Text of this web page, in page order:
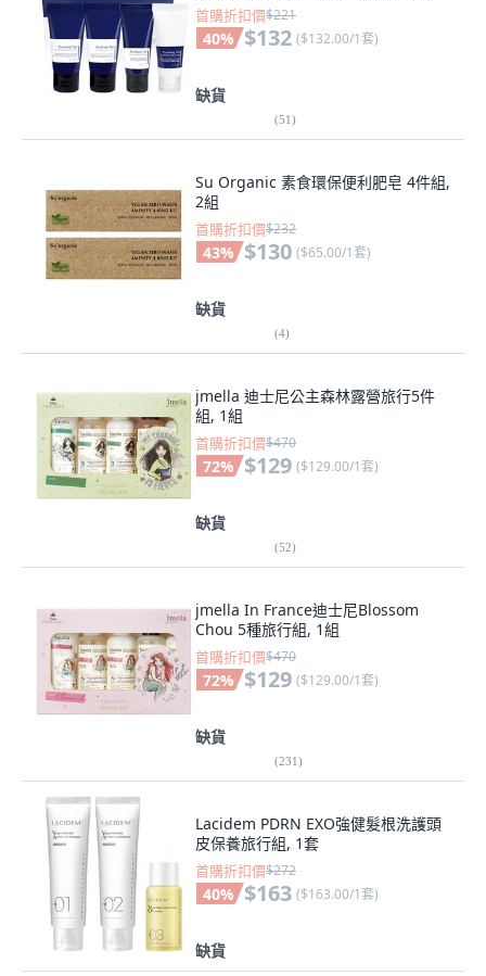
首購折扣價$221
40% $132 ($132.00/1套)
缺貨
(51)
Su Organic 素食環保便利肥皂 4件組,
2組
首購折扣價$232
43% $130 ($65.00/1套)
缺貨
(4)
jmella 迪士尼公主森林露營旅行5件
組, 1組
首購折扣價$470
72% $129 ($129.00/1套)
缺貨
(52)
jmella In France迪士尼Blossom
Chou 5種旅行組, 1組
首購折扣價$470
72% $129 ($129.00/1套)
缺貨
(231)
Lacidem PDRN EXO強健髮根洗護頭
皮保養旅行組, 1套
首購折扣價$272
40% $163 ($163.00/1套)
缺貨